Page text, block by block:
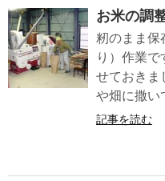
お米の調
籾のまま保
り）作業で
せておきま
や畑に撒い
記事を読む